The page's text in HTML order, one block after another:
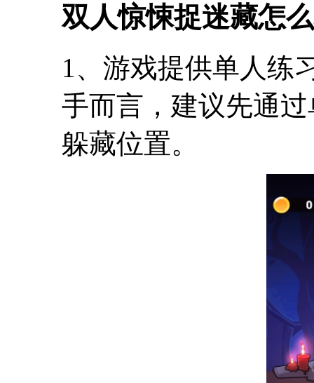
双人惊悚捉迷藏怎
1、游戏提供单人练
手而言，建议先通
躲藏位置。